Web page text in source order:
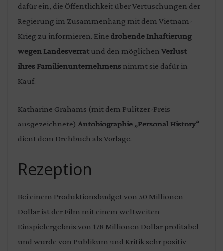
dafür ein, die Öffentlichkeit über Vertuschungen der
Regierung im Zusammenhang mit dem Vietnam-
Krieg zu informieren. Eine drohende Inhaftierung
wegen Landesverratund den möglichen Verlust
ihres Familienunternehmens nimmt sie dafür in
Kauf.
Katharine Grahams (mit dem Pulitzer-Preis
ausgezeichnete) Autobiographie „Personal History“
dient dem Drehbuch als Vorlage.
Rezeption
Bei einem Produktionsbudget von 50 Millionen
Dollar ist der Film mit einem weltweiten
Einspielergebnis von 178 Millionen Dollar profitabel
und wurde von Publikum und Kritik sehr positiv